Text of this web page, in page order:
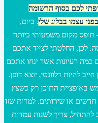
לכם בסוף הרשומה
עצמו בבלוג שלי. כיום,
מקום משמעותי ביותר
לכן, החלטתי לצייד אתכם
כמה רעיונות אשר ינחו אתכם
להיות רלוונטי, יוצא דופן.
באופציית התוכן רק כשצץ
או שירותים. למרות שזו
להתחיל, צריך לשנות עמדות